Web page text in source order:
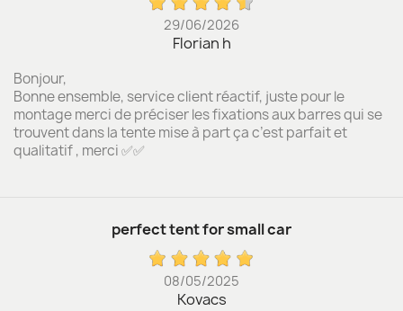
29/06/2026
Florian h
Bonjour,
Bonne ensemble, service client réactif, juste pour le
montage merci de préciser les fixations aux barres qui se
trouvent dans la tente mise à part ça c’est parfait et
qualitatif , merci ✅✅
perfect tent for small car
08/05/2025
Kovacs